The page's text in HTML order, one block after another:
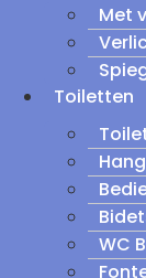
Met
Toiletten
WC